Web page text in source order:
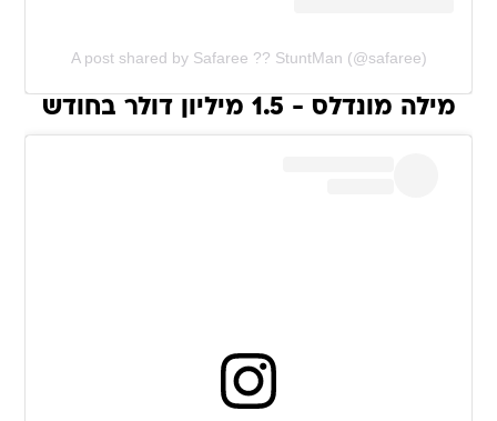
A post shared by Safaree ?? StuntMan (@safaree)
מילה מונדלס - 1.5 מיליון דולר בחודש